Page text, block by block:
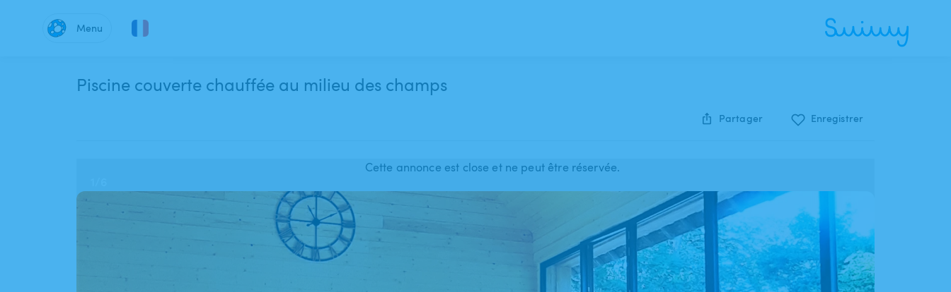
Menu
Piscine couverte chauffée au milieu des champs
Partager Enregistrer
Cette annonce est close et ne peut être réservée.